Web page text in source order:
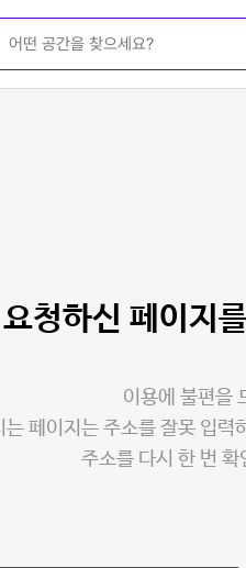
요청하신 페이지
이용에 불편을
는 페이지는 주소를 잘못 입력
주소를 다시 한 번